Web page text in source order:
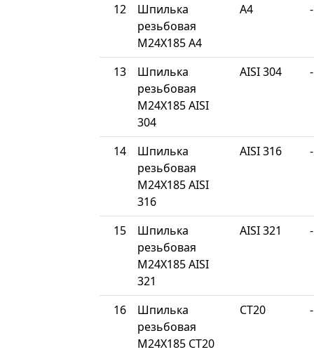
12
Шпилька
резьбовая
М24Х185 A4
A4 -
13
Шпилька
резьбовая
М24Х185 AISI
304
AISI 304 -
14
Шпилька
резьбовая
М24Х185 AISI
316
AISI 316 -
15
Шпилька
резьбовая
М24Х185 AISI
321
AISI 321 -
16
Шпилька
резьбовая
М24Х185 СТ20
СТ20 -